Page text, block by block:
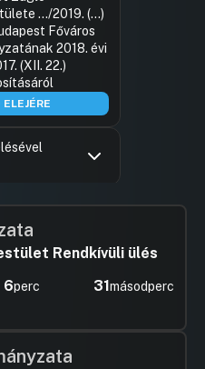
.../2019. (...)
Főváros
2018. évi
(XII. 22.)
napirendi pontra
Zuglói
Zugló
Rendkívüli ülés
6perc 31másodperc